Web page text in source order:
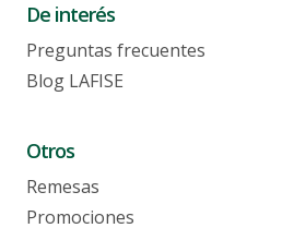
De interés
Preguntas frecuentes
Blog LAFISE
Otros
Remesas
Promociones